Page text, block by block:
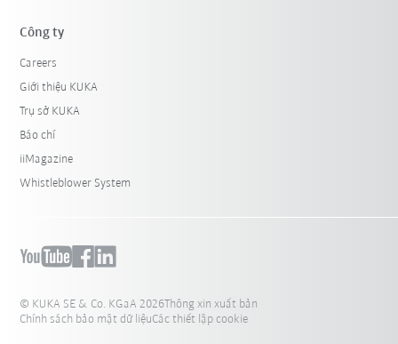
Công ty
Careers
Giới thiệu KUKA
Trụ sở KUKA
Báo chí
iiMagazine
Whistleblower System
© KUKA SE & Co. KGaA 2026Thông xin xuất bản
Chính sách bảo mật dữ liệuCác thiết lập cookie